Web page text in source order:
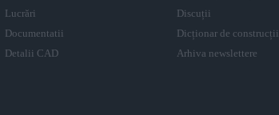
Lucrări
Documentatii
Detalii CAD
Discuții
Dicționar de construcții
Arhiva newslettere